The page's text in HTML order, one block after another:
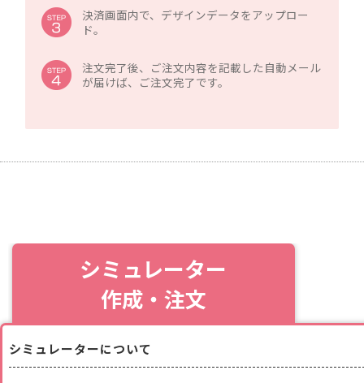
決済画面内で、デザインデータをアップロー
ド。
注文完了後、ご注文内容を記載した自動メール
が届けば、ご注文完了です。
シミュレーター
作成・注文
シミュレーターについて